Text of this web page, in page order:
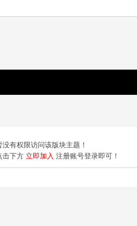
有权限访问该版块主题！
击下方 立即加入 注册账号登录即可！